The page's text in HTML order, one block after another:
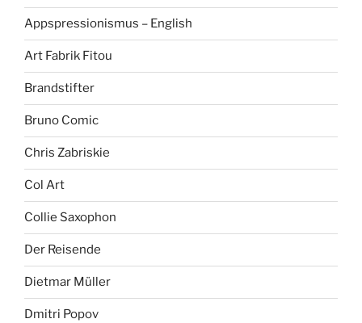
Appspressionismus – English
Art Fabrik Fitou
Brandstifter
Bruno Comic
Chris Zabriskie
Col Art
Collie Saxophon
Der Reisende
Dietmar Müller
Dmitri Popov